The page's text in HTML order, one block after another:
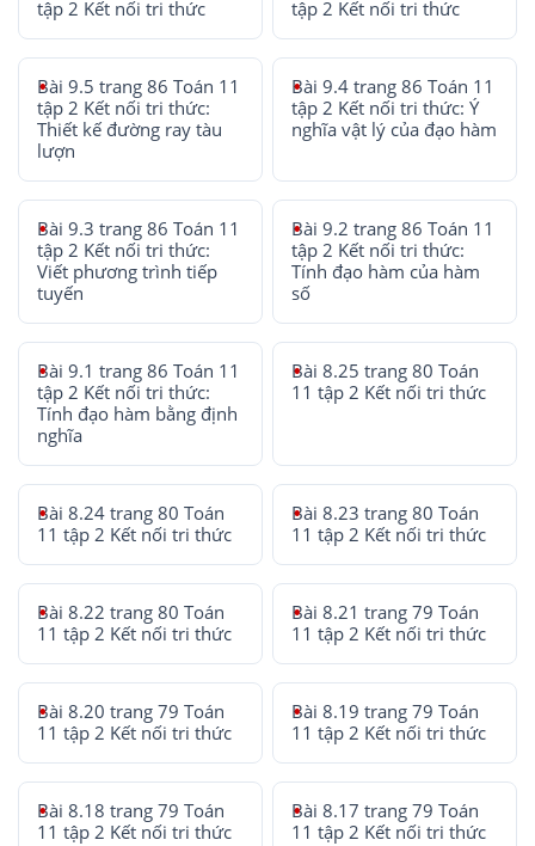
tập 2 Kết nối tri thức tập 2 Kết nối tri thức
Bài 9.5 trang 86 Toán 11
tập 2 Kết nối tri thức:
Thiết kế đường ray tàu
lượn
Bài 9.4 trang 86 Toán 11
tập 2 Kết nối tri thức: Ý
nghĩa vật lý của đạo hàm
Bài 9.3 trang 86 Toán 11
tập 2 Kết nối tri thức:
Viết phương trình tiếp
tuyến
Bài 9.2 trang 86 Toán 11
tập 2 Kết nối tri thức:
Tính đạo hàm của hàm
số
Bài 9.1 trang 86 Toán 11
tập 2 Kết nối tri thức:
Tính đạo hàm bằng định
nghĩa
Bài 8.25 trang 80 Toán
11 tập 2 Kết nối tri thức
Bài 8.24 trang 80 Toán
11 tập 2 Kết nối tri thức
Bài 8.23 trang 80 Toán
11 tập 2 Kết nối tri thức
Bài 8.22 trang 80 Toán
11 tập 2 Kết nối tri thức
Bài 8.21 trang 79 Toán
11 tập 2 Kết nối tri thức
Bài 8.20 trang 79 Toán
11 tập 2 Kết nối tri thức
Bài 8.19 trang 79 Toán
11 tập 2 Kết nối tri thức
Bài 8.18 trang 79 Toán
11 tập 2 Kết nối tri thức
Bài 8.17 trang 79 Toán
11 tập 2 Kết nối tri thức